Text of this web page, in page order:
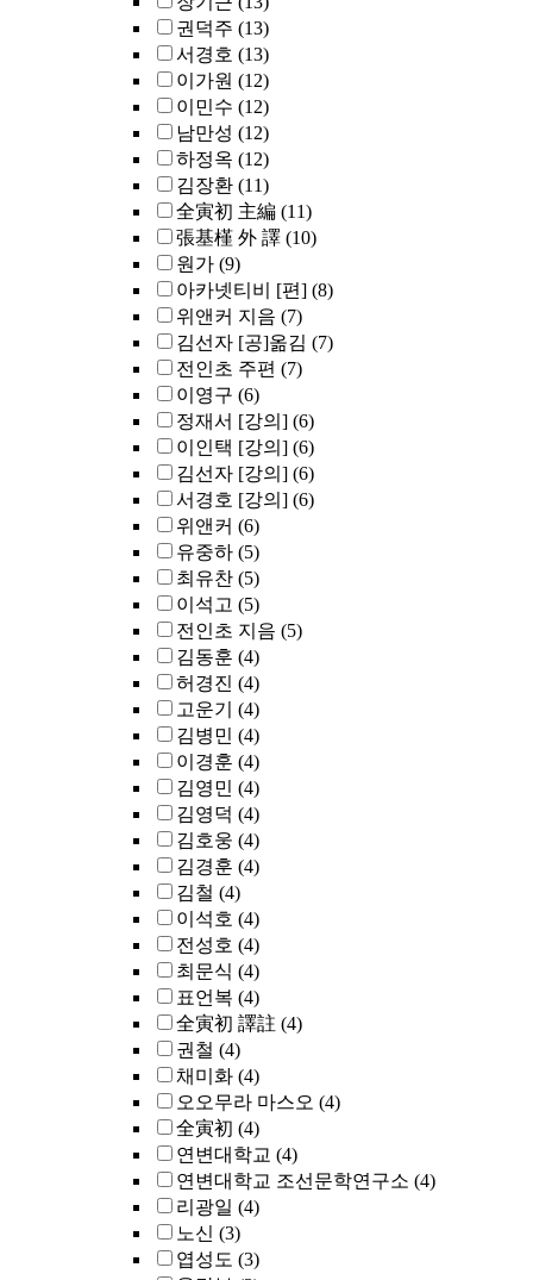
권덕주 (13)
서경호 (13)
이가원 (12)
이민수 (12)
남만성 (12)
하정옥 (12)
김장환 (11)
全寅初 主編 (11)
張基槿 外 譯 (10)
원가 (9)
아카넷티비 [편] (8)
위앤커 지음 (7)
김선자 [공]옮김 (7)
전인초 주편 (7)
이영구 (6)
정재서 [강의] (6)
이인택 [강의] (6)
김선자 [강의] (6)
서경호 [강의] (6)
위앤커 (6)
유중하 (5)
최유찬 (5)
이석고 (5)
전인초 지음 (5)
김동훈 (4)
허경진 (4)
고운기
(4)
김병민 (4)
이경훈 (4)
김영민 (4)
김영덕 (4)
김호웅 (4)
김경훈 (4)
김철 (4)
이석호 (4)
전성호 (4)
최문식 (4)
표언복 (4)
全寅初 譯註 (4)
권철 (4)
채미화 (4)
오오무라 마스오 (4)
全寅初 (4)
연변대학교 (4)
연변대학교 조선문학연구소 (4)
리광일 (4)
노신 (3)
엽성도 (3)